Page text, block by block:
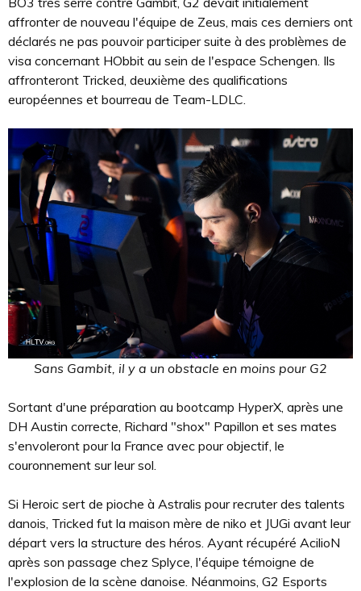
affronter de nouveau l'équipe de Zeus, mais ces derniers ont
déclarés ne pas pouvoir participer suite à des problèmes de
visa concernant HObbit au sein de l'espace Schengen. Ils
affronteront Tricked, deuxième des qualifications
européennes et bourreau de Team-LDLC.
Sans Gambit, il y a un obstacle en moins pour G2
Sortant d'une préparation au bootcamp HyperX, après une
DH Austin correcte, Richard "shox" Papillon et ses mates
s'envoleront pour la France avec pour objectif, le
couronnement sur leur sol.
Si Heroic sert de pioche à Astralis pour recruter des talents
danois, Tricked fut la maison mère de niko et JUGi avant leur
départ vers la structure des héros. Ayant récupéré AcilioN
après son passage chez Splyce, l'équipe témoigne de
l'explosion de la scène danoise. Néanmoins, G2 Esports